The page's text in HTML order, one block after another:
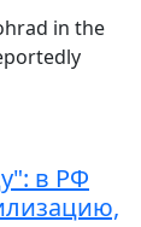
in the
в РФ